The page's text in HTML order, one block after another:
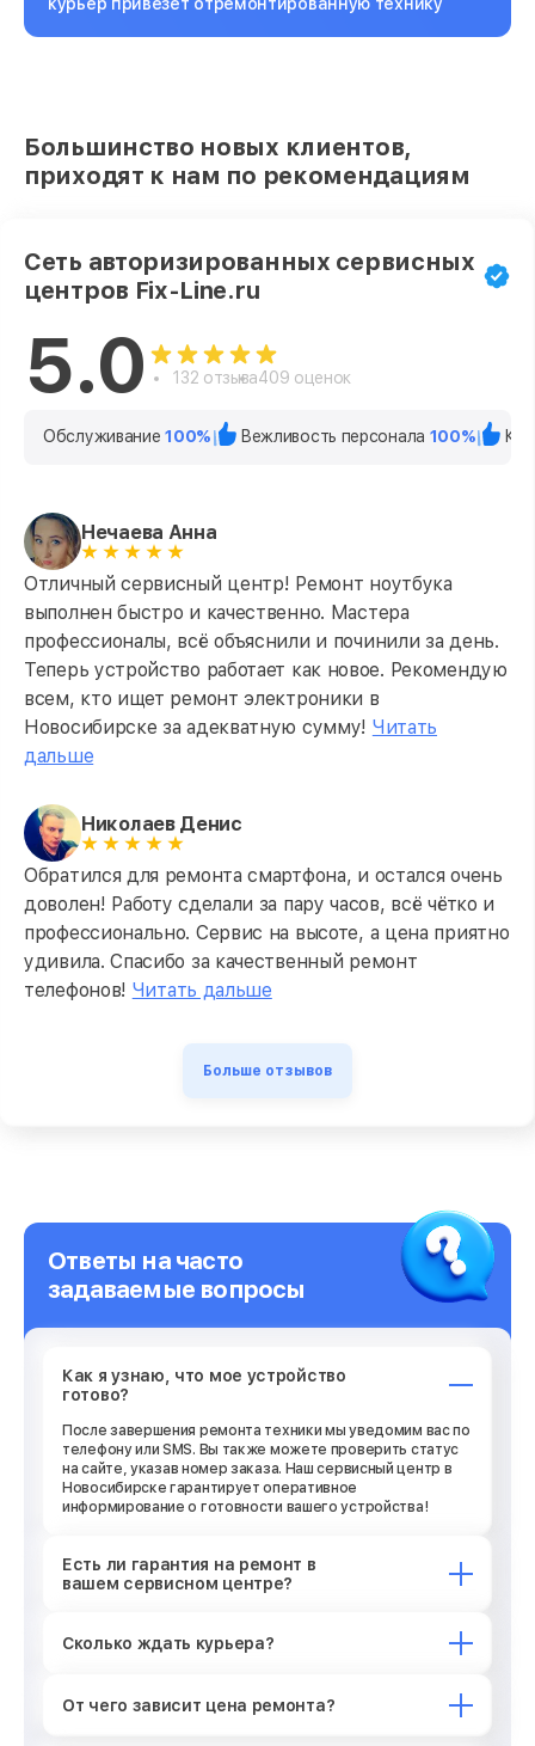
Большинство новых клиентов,
приходят к нам по рекомендациям
Сеть авторизированных сервисных
центров Fix-Line.ru
5.0 132 отзыва409 оценок
Обслуживание100% Вежливость персонала 100%
Нечаева Анна
Отличный сервисный центр! Ремонт ноутбука
выполнен быстро и качественно. Мастера
профессионалы, всё объяснили и починили за день.
Теперь устройство работает как новое. Рекомендую
всем, кто ищет ремонт электроники в
Новосибирске за адекватную сумму! Читать
дальше
Николаев Денис
Обратился для ремонта смартфона, и остался очень
доволен! Работу сделали за пару часов, всё чётко и
профессионально. Сервис на высоте, а цена приятно
удивила. Спасибо за качественный ремонт
телефонов! Читать дальше
Больше отзывов
Ответы на часто
задаваемые вопросы
Как я узнаю, что мое устройство
готово?
После завершения ремонта техники мы уведомим вас по
телефону или SMS. Вы также можете проверить статус
на сайте, указав номер заказа. Наш сервисный центр в
Новосибирске гарантирует оперативное
информирование о готовности вашего устройства!
Есть ли гарантия на ремонт в
вашем сервисном центре?
Сколько ждать курьера?
От чего зависит цена ремонта?